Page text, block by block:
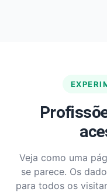
Veja como uma
se parece. Os
para todos os